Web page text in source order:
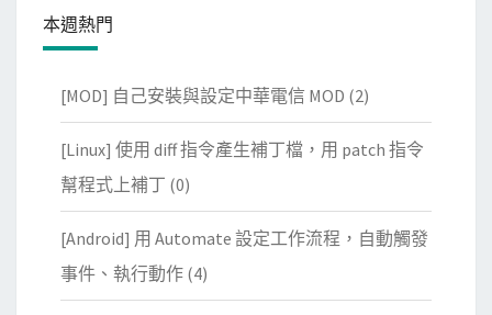
本週熱門
[MOD] 自己安裝與設定中華電信 MOD (2)
[Linux] 使用 diff 指令產生補丁檔，用 patch 指令
幫程式上補丁 (0)
[Android] 用 Automate 設定工作流程，自動觸發
事件、執行動作 (4)